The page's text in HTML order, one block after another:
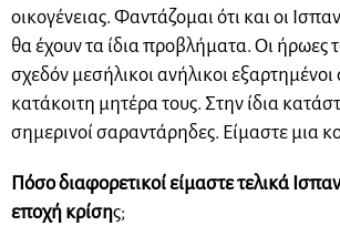
οικογένειας. Φαντάζομαι ότι και οι
θα έχουν τα ίδια προβλήματα. Οι ήρωες
σχεδόν μεσήλικοι ανήλικοι
κατάκοιτη μητέρα τους. Στην ίδια
σημερινοί σαραντάρηδες. Είμαστε μια
Πόσο διαφορετικοί είμαστε τελικά
εποχή κρίσης;